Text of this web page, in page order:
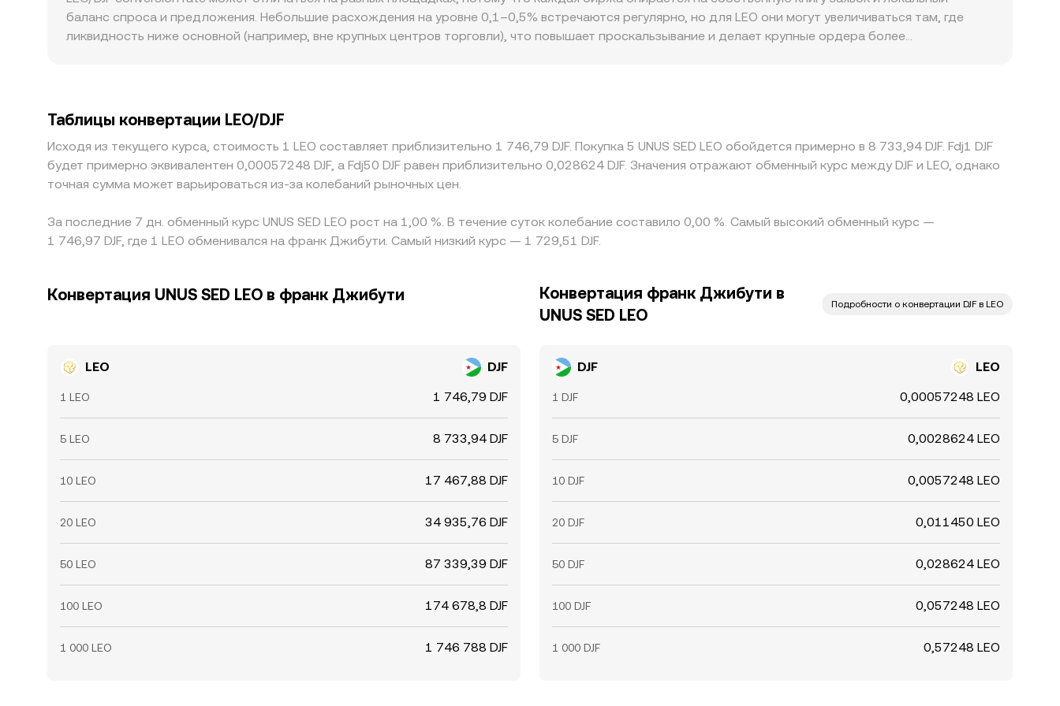
автоматическими маркет-мейкерами цена внутри пула подчиняется формуле x × y = k, где мгновенная цена равна y/x; крупные свопы меняют
соотношение резервов и приводят к проскальзыванию. В совокупности последний матч в книге заявок, глубина спота, возможные деривативные
индикаторы и агрегированный VWAP определяют финальный LEO/DJF conversion rate, используемый для пересчета объемов при конвертации.
баланс спроса и предложения. Небольшие расхождения на уровне 0,1–0,5% встречаются регулярно, но для LEO они могут увеличиваться там, где
ликвидность ниже основной (например, вне крупных центров торговли), что повышает проскальзывание и делает крупные ордера более
идентификационные требования и отношение локальных регуляторов к связанным эмитентам изменяют структуру участников и их готовность
выставлять котировки. Дополнительно на котировку влияет база через USDT: поскольку LEO часто торгуется против USDT, а затем пересчитывается в
DJF, небольшой премиум или дисконт USDT к USD, а также спреды в парах USD/DJF транслируются в итоговый LEO/DJF conversion rate. Арбитраж между
биржами стремится выравнивать цены, но он работает не идеально: ограничения на ввод-вывод, комиссии, скорость перевода и риски контрагента
могут задерживать выравнивание и оставлять краткосрочные расхождения между площадками.
Таблицы конвертации LEO/DJF
Исходя из текущего курса, стоимость 1 LEO составляет приблизительно 1 746,79 DJF. Покупка 5 UNUS SED LEO обойдется примерно в 8 733,94 DJF. Fdj1 DJF
будет примерно эквивалентен 0,00057248 DJF, а Fdj50 DJF равен приблизительно 0,028624 DJF. Значения отражают обменный курс между DJF и LEO, однако
точная сумма может варьироваться из-за колебаний рыночных цен.
За последние 7 дн. обменный курс UNUS SED LEO рост на 1,00 %. В течение суток колебание составило 0,00 %. Самый высокий обменный курс —
1 746,97 DJF, где 1 LEO обменивался на франк Джибути. Самый низкий курс — 1 729,51 DJF.
Конвертация UNUS SED LEO в франк Джибути
LEO DJF
1 LEO 1 746,79 DJF
5 LEO 8 733,94 DJF
10 LEO 17 467,88 DJF
20 LEO 34 935,76 DJF
50 LEO 87 339,39 DJF
100 LEO 174 678,8 DJF
1 000 LEO 1 746 788 DJF
Конвертация франк Джибути в
UNUS SED LEO
Подробности о конвертации DJF в LEO
DJF LEO
1 DJF 0,00057248 LEO
5 DJF 0,0028624 LEO
10 DJF 0,0057248 LEO
20 DJF 0,011450 LEO
50 DJF 0,028624 LEO
100 DJF 0,057248 LEO
1 000 DJF 0,57248 LEO